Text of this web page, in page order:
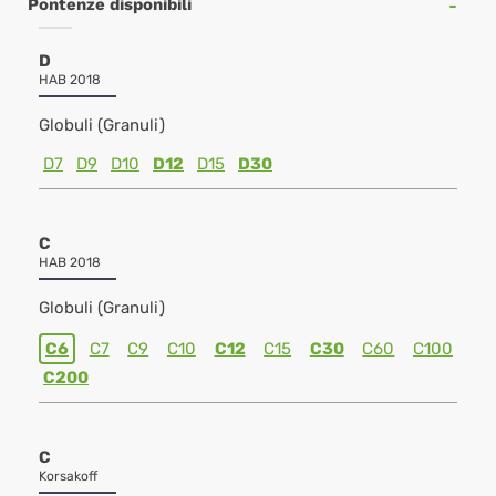
Pontenze disponibili
D
HAB 2018
Globuli (Granuli)
D7
D9 D10 D12 D15 D30
C
HAB 2018
Globuli (Granuli)
C6 C7 C9 C10 C12 C15 C30 C60
C100
C200
C
Korsakoff